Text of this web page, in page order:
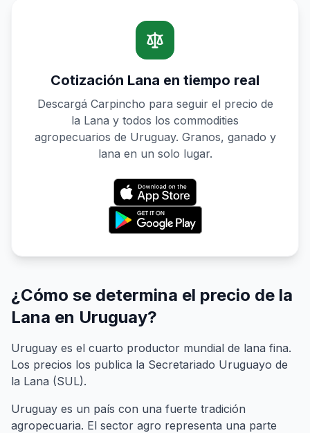
Cotización Lana en tiempo real
Descargá Carpincho para seguir el precio de
la Lana y todos los commodities
agropecuarios de Uruguay. Granos, ganado y
lana en un solo lugar.
¿Cómo se determina el precio de la
Lana en Uruguay?
Uruguay es el cuarto productor mundial de lana fina.
Los precios los publica la Secretariado Uruguayo de
la Lana (SUL).
Uruguay es un país con una fuerte tradición
agropecuaria. El sector agro representa una parte